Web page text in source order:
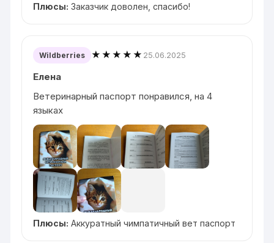
Плюсы: Заказчик доволен, спасибо!
Wildberries ★★★★★ 25.06.2025
Елена
Ветеринарный паспорт понравился, на 4
языках
Плюсы: Аккуратный чимпатичный вет паспорт